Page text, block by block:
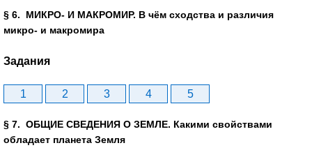
§ 6. МИКРО- И МАКРОМИР. В чём сходства и различия
микро- и макромира
Задания
1 2 3 4 5
§ 7. ОБЩИЕ СВЕДЕНИЯ О ЗЕМЛЕ. Какими свойствами
обладает планета Земля